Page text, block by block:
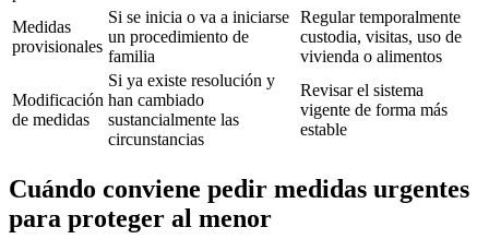
Medidas
provisionales
Si se inicia o va a iniciarse
un procedimiento de
familia
Regular temporalmente
custodia, visitas, uso de
vivienda o alimentos
Modificación
de medidas
Si ya existe resolución y
han cambiado
sustancialmente las
circunstancias
Revisar el sistema
vigente de forma más
estable
Cuándo conviene pedir medidas urgentes
para proteger al menor